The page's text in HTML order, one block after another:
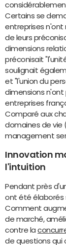
Certains se
entreprises n'ont
de leurs
dimensions
préconisait
soulignait
et "l'union du
dimensions
entreprises
Comparé aux
domaines de vie
management
Innovation
l'intuition
Pendant près
ont été élaborés
Comment
de marché,
contre la
de questions qui